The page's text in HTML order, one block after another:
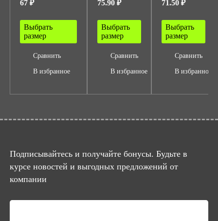
67 ₽
Выбрать
размер
Сравнить
В избранное
75.90 ₽
Выбрать
размер
Сравнить
В избранное
71.50 ₽
Выбрать
размер
Сравнить
В избранное
Подписывайтесь и получайте бонусы. Будьте в
курсе новостей и выгодных предложений от
компании